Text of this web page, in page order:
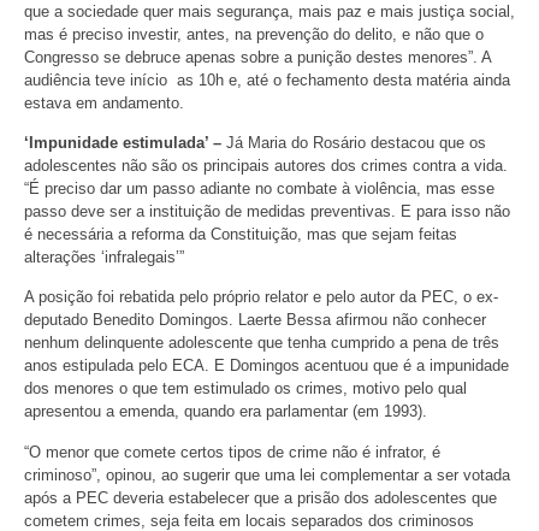
que a sociedade quer mais segurança, mais paz e mais justiça social,
mas é preciso investir, antes, na prevenção do delito, e não que o
Congresso se debruce apenas sobre a punição destes menores”. A
audiência teve início as 10h e, até o fechamento desta matéria ainda
estava em andamento.
‘Impunidade estimulada’ – Já Maria do Rosário destacou que os
adolescentes não são os principais autores dos crimes contra a vida.
“É preciso dar um passo adiante no combate à violência, mas esse
passo deve ser a instituição de medidas preventivas. E para isso não
é necessária a reforma da Constituição, mas que sejam feitas
alterações ‘infralegais’”
A posição foi rebatida pelo próprio relator e pelo autor da PEC, o ex-
deputado Benedito Domingos. Laerte Bessa afirmou não conhecer
nenhum delinquente adolescente que tenha cumprido a pena de três
anos estipulada pelo ECA. E Domingos acentuou que é a impunidade
dos menores o que tem estimulado os crimes, motivo pelo qual
apresentou a emenda, quando era parlamentar (em 1993).
“O menor que comete certos tipos de crime não é infrator, é
criminoso”, opinou, ao sugerir que uma lei complementar a ser votada
após a PEC deveria estabelecer que a prisão dos adolescentes que
cometem crimes, seja feita em locais separados dos criminosos